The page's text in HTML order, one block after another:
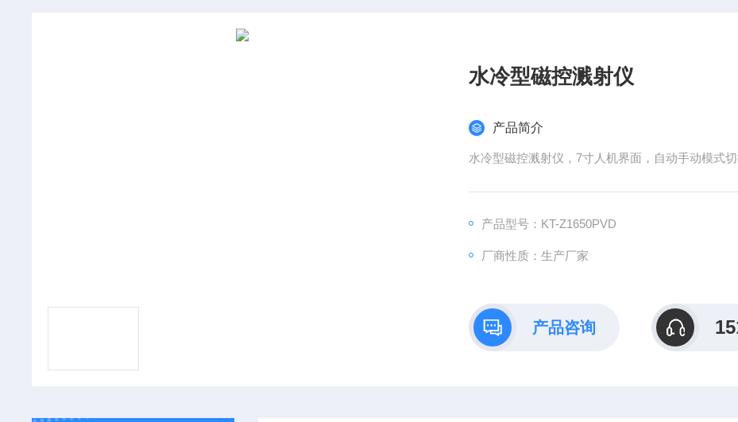
水冷型磁控溅射仪
产品简介
水冷型磁控溅射仪，7寸人机界面，自动手动模式
产品型号：KT-Z1650PVD
厂商性质：生产厂家
产品咨询